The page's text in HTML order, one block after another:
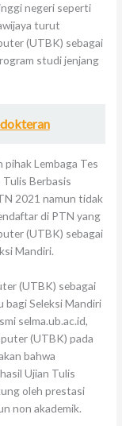
negeri seperti
turut
(UTBK) sebagai
studi jenjang
pihak Lembaga Tes
Berbasis
2021 namun tidak
di PTN yang
(UTBK) sebagai
Mandiri.
(UTBK) sebagai
bagi Seleksi Mandiri
selma.ub.ac.id,
(UTBK) pada
bahwa
Ujian Tulis
oleh prestasi
non akademik.